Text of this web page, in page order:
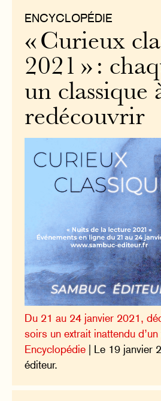
ENCYCLOPÉDIE
« Curieux
2021 » :
un classique
redécouvrir
Du 21 au 24 janvier 2021,
soirs un extrait inattendu
Encyclopédie | Le 19 janvier
éditeur.